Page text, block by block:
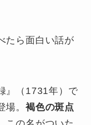
たら面白い話が
』（1731年）で
場。褐色の斑点